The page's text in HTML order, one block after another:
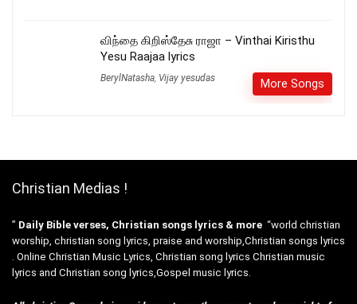
விந்தை கிறிஸ்தேசு ராஜா – Vinthai Kiristhu
Yesu Raajaa lyrics
BerylNatasha Vijay yesudas More Songs
Christian Medias !
” Daily Bible verses, Christian songs lyrics & more “world christian
worship, christian song lyrics, praise and worship,Christian songs lyrics
. Online Christian Music Lyrics, Christian song lyrics Christian music
lyrics and Christian song lyrics,Gospel music lyrics.